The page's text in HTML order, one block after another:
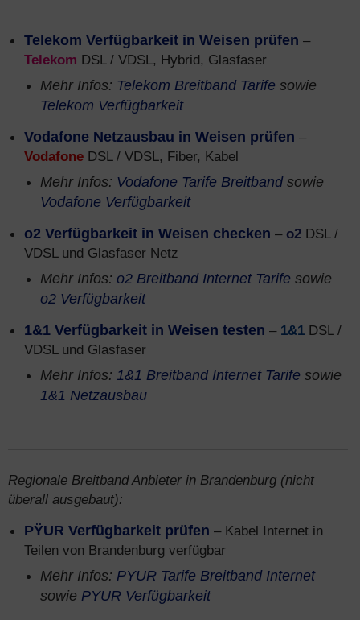
Telekom Verfügbarkeit in Weisen prüfen –
Telekom DSL / VDSL, Hybrid, Glasfaser
Mehr Infos: Telekom Breitband Tarife sowie
Telekom Verfügbarkeit
Vodafone Netzausbau in Weisen prüfen –
Vodafone DSL / VDSL, Fiber, Kabel
Mehr Infos: Vodafone Tarife Breitbandsowie
Vodafone Verfügbarkeit
o2 Verfügbarkeit in Weisen checken – o2 DSL /
VDSL und Glasfaser Netz
Mehr Infos: o2 Breitband Internet Tarife sowie
o2 Verfügbarkeit
1&1 Verfügbarkeit in Weisen testen – 1&1 DSL /
VDSL und Glasfaser
Mehr Infos: 1&1 Breitband Internet Tarife sowie
1&1 Netzausbau
Regionale Breitband Anbieter in Brandenburg (nicht
überall ausgebaut):
PŸUR Verfügbarkeit prüfen – Kabel Internet in
Teilen von Brandenburg verfügbar
Mehr Infos: PYUR Tarife Breitband Internet
sowie PYUR Verfügbarkeit